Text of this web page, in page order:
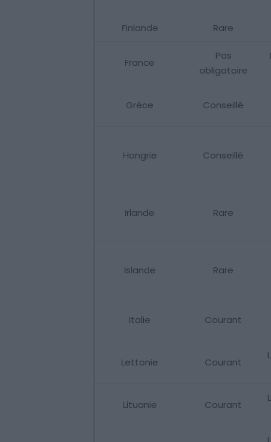
Finlande Rare
France
Pas
obligatoire
Grèce Conseillé
Hongrie Conseillé
Irlande Rare
Islande Rare
Italie Courant
Lettonie Courant
Lituanie Courant